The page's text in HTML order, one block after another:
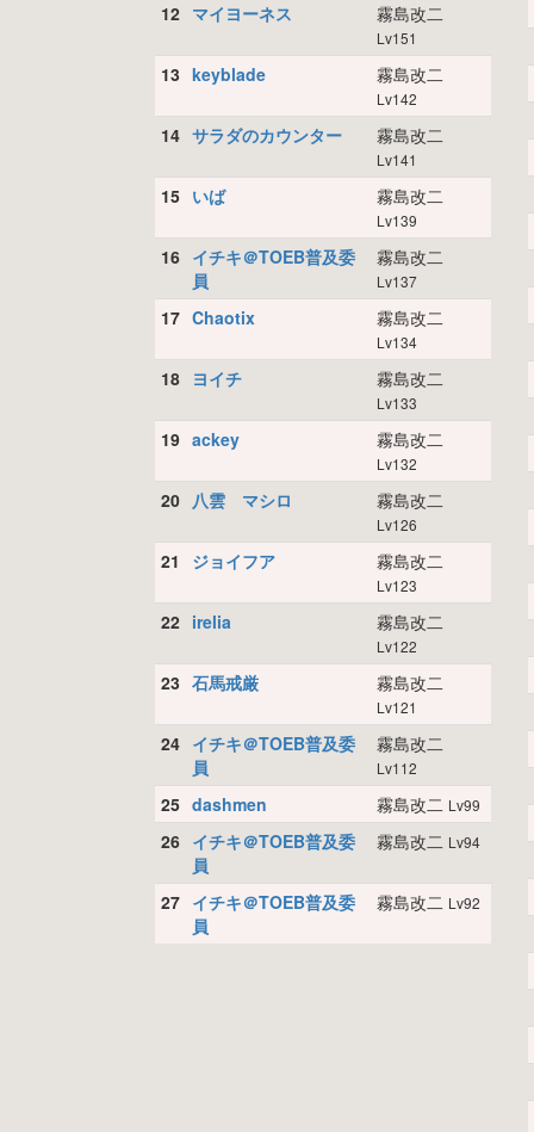
12 マイヨーネス 霧島改二
Lv151
13 keyblade 霧島改二
Lv142
14 サラダのカウンター 霧島改二
Lv141
15 いば 霧島改二
Lv139
16 イチキ＠TOEB普及委
員
霧島改二
Lv137
17 Chaotix 霧島改二
Lv134
18 ヨイチ 霧島改二
Lv133
19 ackey 霧島改二
Lv132
20 八雲 マシロ 霧島改二
Lv126
21 ジョイフア 霧島改二
Lv123
22 irelia 霧島改二
Lv122
23 石馬戒厳 霧島改二
Lv121
24 イチキ＠TOEB普及委
員
霧島改二
Lv112
25 dashmen 霧島改二 Lv99
26 イチキ＠TOEB普及委
員
霧島改二 Lv94
27 イチキ＠TOEB普及委
員
霧島改二 Lv92